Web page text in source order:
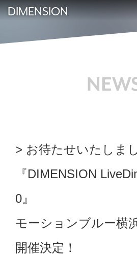
DIMENSION
お待たせいたしま
『DIMENSION
0』
モーションブルー横
開催決定！